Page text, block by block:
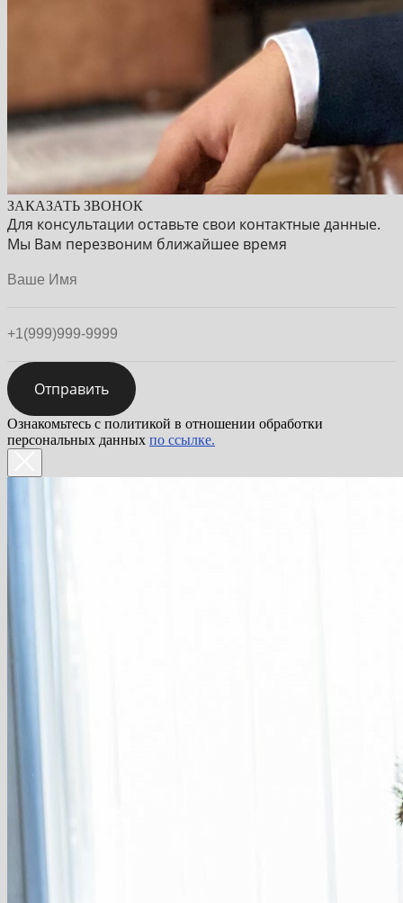
ЗАКАЗАТЬ ЗВОНОК
Для консультации оставьте свои контактные данные.
Мы Вам перезвоним ближайшее время
Отправить
Ознакомьтесь с политикой в отношении обработки
персональных данных по ссылке.